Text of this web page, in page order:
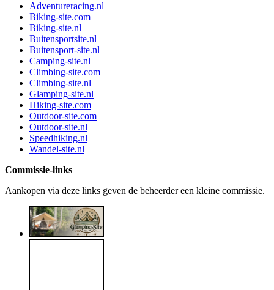
Adventureracing.nl
Biking-site.com
Biking-site.nl
Buitensportsite.nl
Buitensport-site.nl
Camping-site.nl
Climbing-site.com
Climbing-site.nl
Glamping-site.nl
Hiking-site.com
Outdoor-site.com
Outdoor-site.nl
Speedhiking.nl
Wandel-site.nl
Commissie-links
Aankopen via deze links geven de beheerder een kleine commissie.